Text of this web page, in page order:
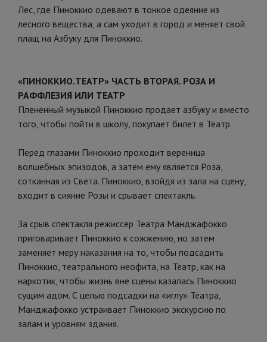
Лес, где Пиноккио одевают в тонкое одеяние из
лесного вещества, а сам уходит в город и меняет свой
плащ на Азбуку для Пиноккио.
«ПИНОККИО.ТЕАТР» ЧАСТЬ ВТОРАЯ. РОЗА И
РАФФЛЕЗИЯ ИЛИ ТЕАТР
Плененный музыкой Пиноккио продает азбуку и вместо
того, чтобы пойти в школу, покупает билет в Театр.
Перед глазами Пиноккио проходит вереница
волшебных эпизодов, а затем ему является Роза,
сотканная из Света. Пиноккио, взойдя из зала на сцену,
входит в сияние Розы и срывает спектакль.
За срыв спектакля режиссер Театра Манджафокко
приговаривает Пиноккио к сожжению, но затем
заменяет меру наказания на то, чтобы подсадить
Пиноккио, театрального неофита, на Театр, как на
наркотик, чтобы жизнь вне сцены казалась Пиноккио
сущим адом. С целью подсадки на «иглу» Театра,
Манджафокко устраивает Пиноккио экскурсию по
залам и уровням здания.